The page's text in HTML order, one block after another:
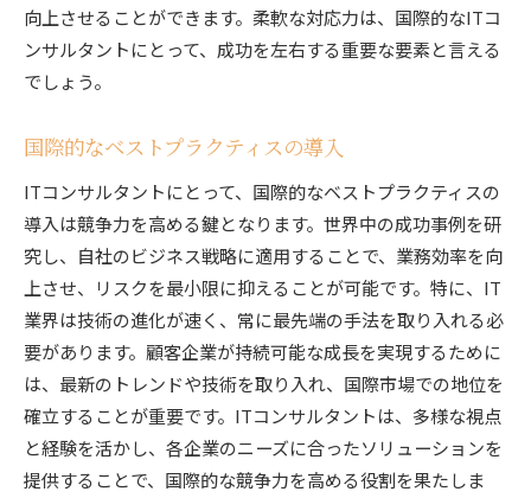
向上させることができます。柔軟な対応力は、国際的なITコ
ンサルタントにとって、成功を左右する重要な要素と言える
でしょう。
国際的なベストプラクティスの導入
ITコンサルタントにとって、国際的なベストプラクティスの
導入は競争力を高める鍵となります。世界中の成功事例を研
究し、自社のビジネス戦略に適用することで、業務効率を向
上させ、リスクを最小限に抑えることが可能です。特に、IT
業界は技術の進化が速く、常に最先端の手法を取り入れる必
要があります。顧客企業が持続可能な成長を実現するために
は、最新のトレンドや技術を取り入れ、国際市場での地位を
確立することが重要です。ITコンサルタントは、多様な視点
と経験を活かし、各企業のニーズに合ったソリューションを
提供することで、国際的な競争力を高める役割を果たしま